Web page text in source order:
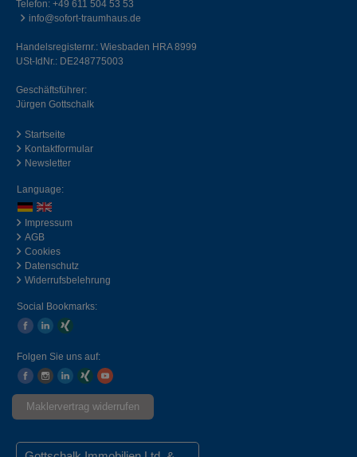
Telefon: +49 611 504 53 53
info@sofort-traumhaus.de
Handelsregisternr.: Wiesbaden HRA 8999
USt-IdNr.: DE248775003
Geschäftsführer:
Jürgen Gottschalk
Startseite
Kontaktformular
Newsletter
Language:
Impressum
AGB
Cookies
Datenschutz
Widerrufsbelehrung
Social Bookmarks:
Folgen Sie uns auf:
Maklervertrag widerrufen